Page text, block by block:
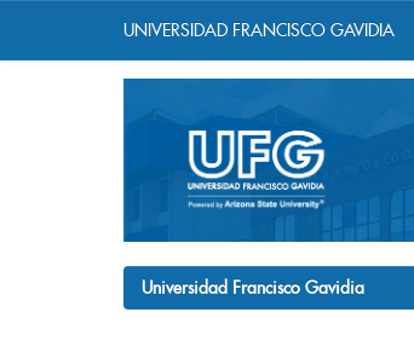
UNIVERSIDAD FRANCISCO GAVIDIA
Universidad Francisco Gavidia